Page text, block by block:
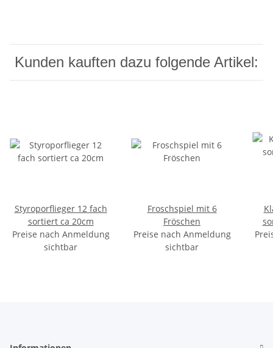
Kunden kauften dazu folgende Artikel:
Styroporflieger 12 fach
sortiert ca 20cm
Preise nach Anmeldung
sichtbar
Froschspiel mit 6
Fröschen
Preise nach Anmeldung
sichtbar